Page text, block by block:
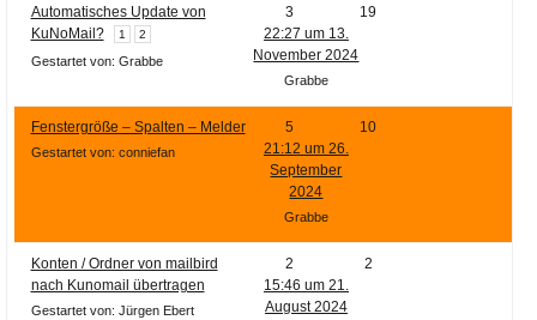
Automatisches Update von
KuNoMail?
1 2
Gestartet von: Grabbe
3
19
22:27 um 13.
November 2024
Grabbe
Fenstergröße – Spalten – Melder
Gestartet von: conniefan
5
10
21:12 um 26.
September
2024
Grabbe
Konten / Ordner von mailbird
nach Kunomail übertragen
Gestartet von: Jürgen Ebert
2
2
15:46 um 21.
August 2024